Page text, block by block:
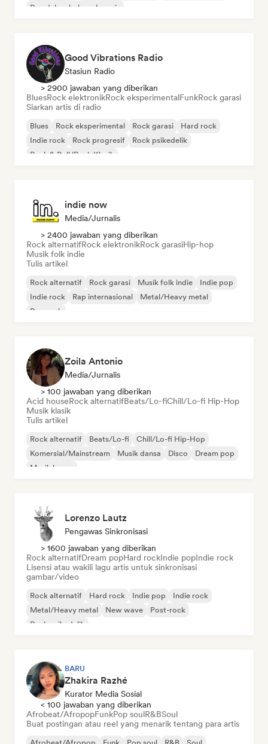
Rap dalam bahasa Inggris
Good Vibrations Radio
Stasiun Radio
> 2900 jawaban yang diberikan
BluesRock elektronikRock eksperimentalFunkRock garasi
Siarkan artis di radio
Blues Rock eksperimental Rock garasi
Hard rock
Indie rock
Rock progresif
Rock psikedelik
Rock & Roll/Rock Klasik
indie now
Media/Jurnalis
> 2400 jawaban yang diberikan
Rock alternatifRock elektronikRock garasiHip-hop
Musik folk indie
Tulis artikel
Rock alternatif Rock garasi Musik folk indie
Indie pop
Indie rock
Rap internasional
Metal/Heavy metal
Pop rock
Zoila Antonio
Media/Jurnalis
> 100 jawaban yang diberikan
Acid houseRock alternatifBeats/Lo-fiChill/Lo-fi Hip-Hop
Musik klasik
Tulis artikel
Rock alternatif Beats/Lo-fi
Chill/Lo-fi Hip-Hop
Komersial/Mainstream
Musik dansa Disco
Dream pop
Musik house
Lorenzo Lautz
Pengawas Sinkronisasi
> 1600 jawaban yang diberikan
Rock alternatifDream popHard rockIndie popIndie rock
Lisensi atau wakili lagu artis untuk sinkronisasi
gambar/video
Rock alternatif Hard rock Indie pop
Indie rock
Metal/Heavy metal
New wave
Post-rock
Rock psikedelik
BARU
Zhakira Razhé
Kurator Media Sosial
< 100 jawaban yang diberikan
Afrobeat/AfropopFunkPop soulR&BSoul
Buat postingan atau reel yang menarik tentang para artis